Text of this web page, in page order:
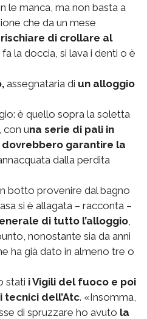
le manca, ma non basta a
che da un mese
rischiare di crollare al
la doccia, si lava i denti o è
assegnataria di un alloggio
è quello sopra la soletta
con una serie di pali in
garantire la
dalla perdita
botto provenire dal bagno
si è allagata – racconta –
di tutto l’alloggio
nonostante sia da anni
ha già dato in almeno tre o
stati i Vigili del fuoco e poi
tecnici dell’Atc. «Insomma,
di spruzzare ho avuto la